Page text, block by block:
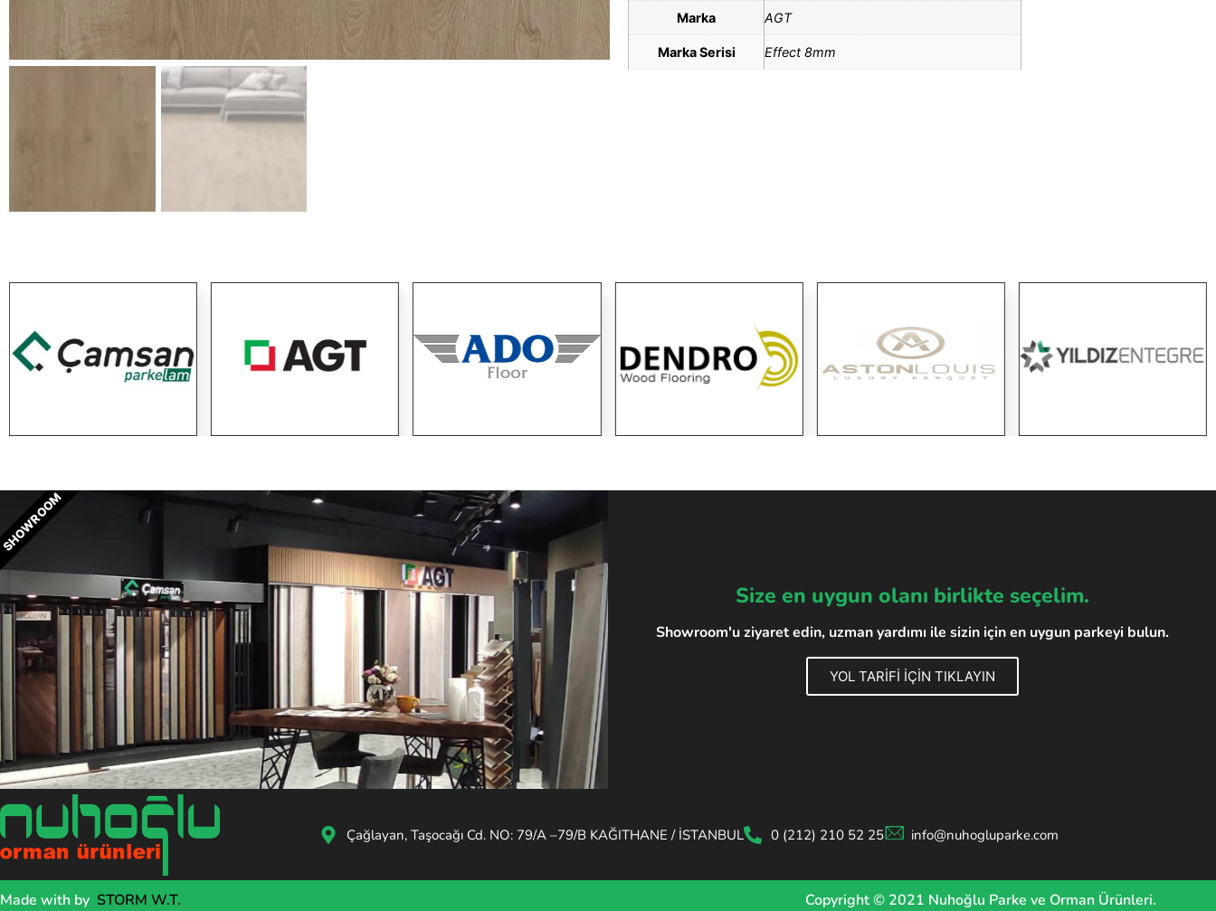
Marka AGT
Marka Serisi Effect 8mm
Size en uygun olanı birlikte seçelim.
Showroom'u ziyaret edin, uzman yardımı ile sizin için en uygun parkeyi bulun.
YOL TARİFİ İÇİN TIKLAYIN
SHOWROOM
Çağlayan, Taşocağı Cd. NO: 79/A –79/B KAĞITHANE / İSTANBUL 0 (212) 210 52 25 info@nuhogluparke.com
Made with by STORM W.T. Copyright © 2021 Nuhoğlu Parke ve Orman Ürünleri.